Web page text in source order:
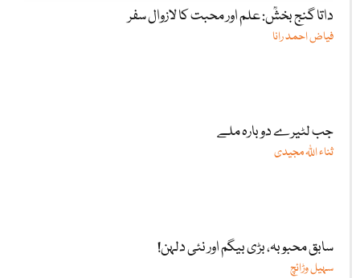
داتا گنج بخشؒ: علم اور محبت کا لازوال سفر
فیاض احمد رانا
جب لٹیرے دوبارہ ملے
ثناء اللّٰہ مجیدی
سابق محبوبہ، بڑی بیگم اور نئی دلہن!
سہیل وڑائچ